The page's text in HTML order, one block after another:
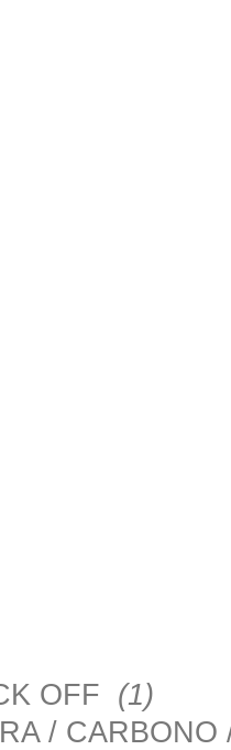
OFF (1)
/